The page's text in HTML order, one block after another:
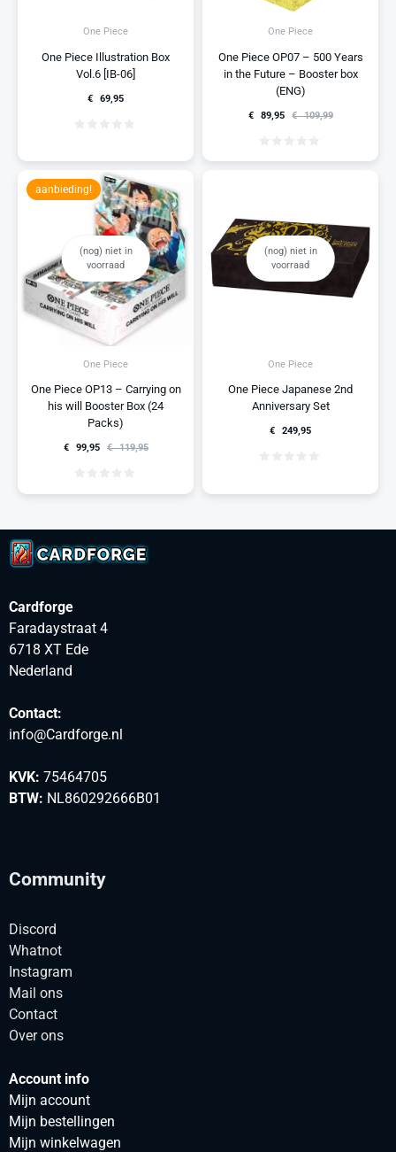
One Piece
One Piece Illustration Box
Vol.6 [IB-06]
€ 69,95
One Piece
One Piece OP07 – 500 Years
in the Future – Booster box
(ENG)
€ 109,99
€ 89,95
(nog) niet in
voorraad
One Piece
One Piece OP13 – Carrying on
his will Booster Box (24
Packs)
€ 119,95
€ 99,95
aanbieding!
(nog) niet in
voorraad
One Piece
One Piece Japanese 2nd
Anniversary Set
€ 249,95
Cardforge
Faradaystraat 4
6718 XT Ede
Nederland
Contact:
info@Cardforge.nl
KVK: 75464705
BTW: NL860292666B01
Community
Discord
Whatnot
Instagram
Mail ons
Contact
Over ons
Account info
Mijn account
Mijn bestellingen
Mijn winkelwagen